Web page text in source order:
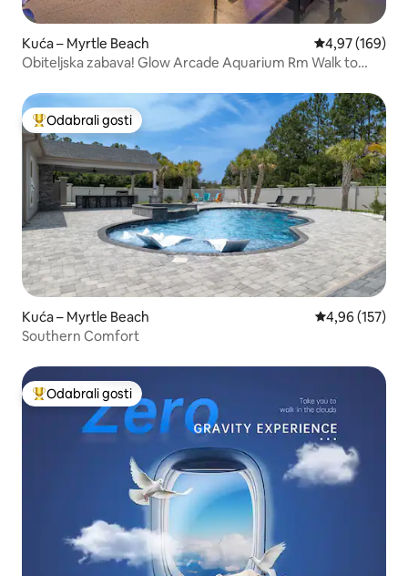
Kuća – Myrtle Beach Prosječna
4,97 (169)
Obiteljska zabava! Glow Arcade Aquarium Rm Walk to
Među najviše rangiranima s oznakom „Odabrali gosti”
Odabrali gosti
Kuća – Myrtle Beach Prosječna
4,96 (157)
Southern Comfort
Među najviše rangiranima s oznakom „Odabrali gosti”
Odabrali gosti